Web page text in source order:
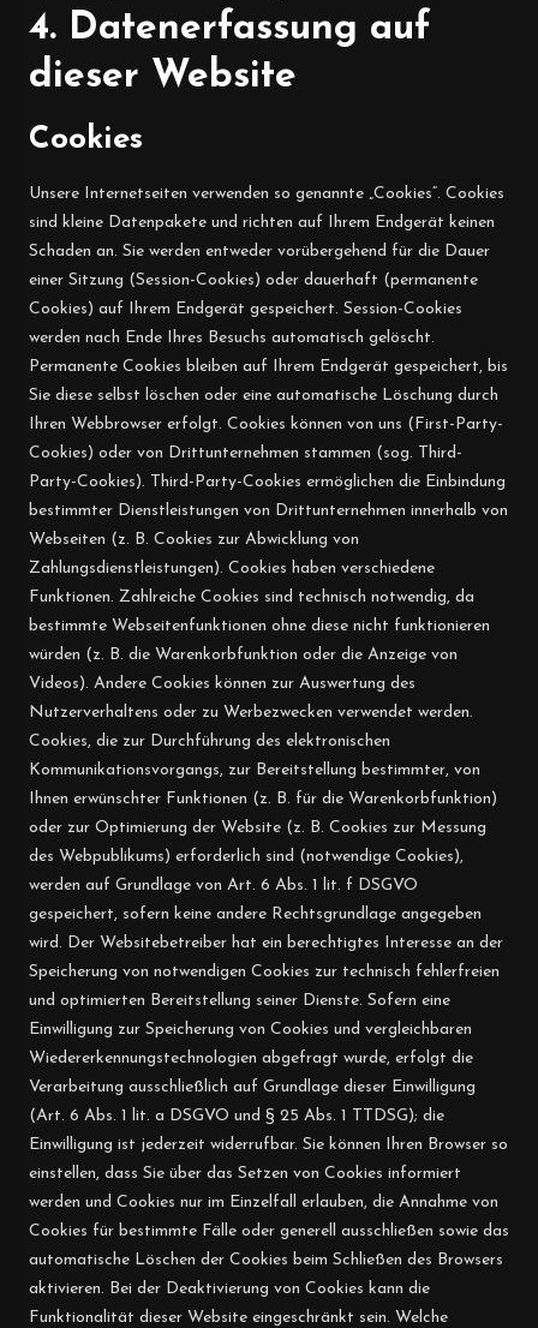
4. Datenerfassung auf
dieser Website
Cookies
Unsere Internetseiten verwenden so genannte „Cookies“. Cookies
sind kleine Datenpakete und richten auf Ihrem Endgerät keinen
Schaden an. Sie werden entweder vorübergehend für die Dauer
einer Sitzung (Session-Cookies) oder dauerhaft (permanente
Cookies) auf Ihrem Endgerät gespeichert. Session-Cookies
werden nach Ende Ihres Besuchs automatisch gelöscht.
Permanente Cookies bleiben auf Ihrem Endgerät gespeichert, bis
Sie diese selbst löschen oder eine automatische Löschung durch
Ihren Webbrowser erfolgt. Cookies können von uns (First-Party-
Cookies) oder von Drittunternehmen stammen (sog. Third-
Party-Cookies). Third-Party-Cookies ermöglichen die Einbindung
bestimmter Dienstleistungen von Drittunternehmen innerhalb von
Webseiten (z. B. Cookies zur Abwicklung von
Zahlungsdienstleistungen). Cookies haben verschiedene
Funktionen. Zahlreiche Cookies sind technisch notwendig, da
bestimmte Webseitenfunktionen ohne diese nicht funktionieren
würden (z. B. die Warenkorbfunktion oder die Anzeige von
Videos). Andere Cookies können zur Auswertung des
Nutzerverhaltens oder zu Werbezwecken verwendet werden.
Cookies, die zur Durchführung des elektronischen
Kommunikationsvorgangs, zur Bereitstellung bestimmter, von
Ihnen erwünschter Funktionen (z. B. für die Warenkorbfunktion)
oder zur Optimierung der Website (z. B. Cookies zur Messung
des Webpublikums) erforderlich sind (notwendige Cookies),
werden auf Grundlage von Art. 6 Abs. 1 lit. f DSGVO
gespeichert, sofern keine andere Rechtsgrundlage angegeben
wird. Der Websitebetreiber hat ein berechtigtes Interesse an der
Speicherung von notwendigen Cookies zur technisch fehlerfreien
und optimierten Bereitstellung seiner Dienste. Sofern eine
Einwilligung zur Speicherung von Cookies und vergleichbaren
Wiedererkennungstechnologien abgefragt wurde, erfolgt die
Verarbeitung ausschließlich auf Grundlage dieser Einwilligung
(Art. 6 Abs. 1 lit. a DSGVO und § 25 Abs. 1 TTDSG); die
Einwilligung ist jederzeit widerrufbar. Sie können Ihren Browser so
einstellen, dass Sie über das Setzen von Cookies informiert
werden und Cookies nur im Einzelfall erlauben, die Annahme von
Cookies für bestimmte Fälle oder generell ausschließen sowie das
automatische Löschen der Cookies beim Schließen des Browsers
aktivieren. Bei der Deaktivierung von Cookies kann die
Funktionalität dieser Website eingeschränkt sein. Welche